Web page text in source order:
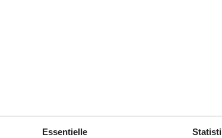
der Stadt, der Stadthafen am Ufer der Warnow und
Veranstaltungen, der Besuch von Cafés, Kinos
ist der breite Strand mit feinem, weißem Sand
verfliegen lassen.
von Rettungsschwimmern überwacht. Damit kann
ein abwechslungsreiches Programm, dass
der Seepromenade flaniert werden. Dabei fallen die
Mittelmole, der Alexandrinenstraße und des so
Essentielle